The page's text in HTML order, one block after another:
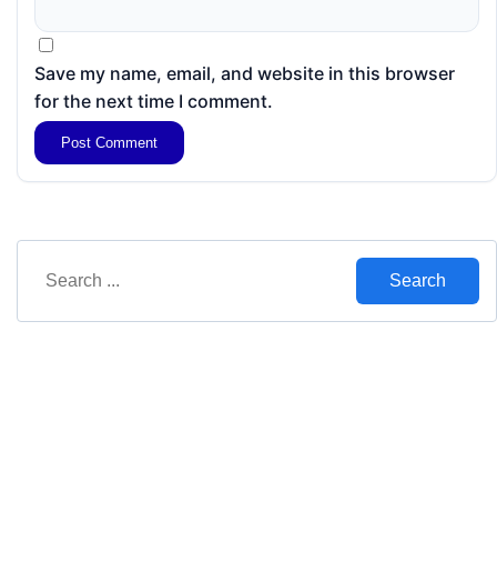
Save my name, email, and website in this browser
for the next time I comment.
Search